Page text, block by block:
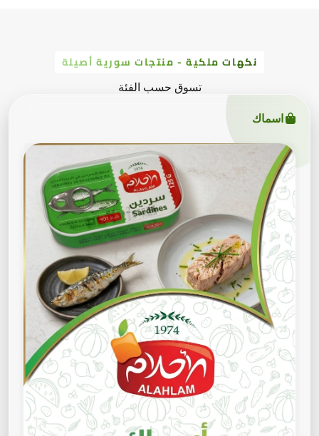
نكهات ملكية - منتجات سورية أصيلة
تسوق حسب الفئة
اسماك